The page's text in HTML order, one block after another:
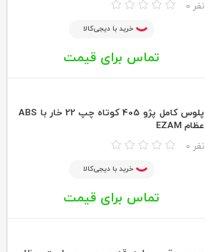
0 نفر
خرید با دیجی‌کالا
تماس برای قیمت
پلوس كامل پژو 405 كوتاه چپ 22 خار با ABS
عظام EZAM
0 نفر
خرید با دیجی‌کالا
تماس برای قیمت